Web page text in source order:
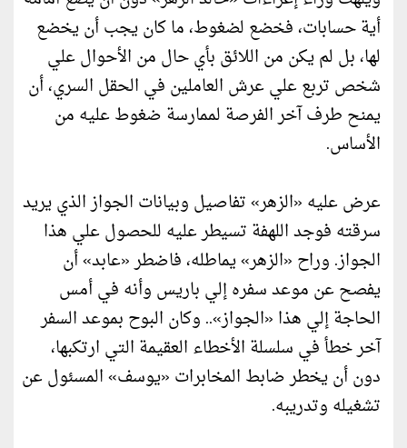
أية حسابات، فخضع لضغوط، ما كان يجب أن يخضع
لها، بل لم يكن من اللائق بأي حال من الأحوال علي
شخص تربع علي عرش العاملين في الحقل السري، أن
يمنح طرف آخر الفرصة لممارسة ضغوط عليه من
الأساس.
عرض عليه «الزهر» تفاصيل وبيانات الجواز الذي يريد
سرقته فوجد اللهفة تسيطر عليه للحصول علي هذا
الجواز. وراح «الزهر» يماطله، فاضطر «عابد» أن
يفصح عن موعد سفره إلي باريس وأنه في أمس
الحاجة إلي هذا «الجواز».. وكان البوح بموعد السفر
آخر خطأ في سلسلة الأخطاء العقيمة التي ارتكبها،
دون أن يخطر ضابط المخابرات «يوسف» المسئول عن
تشغيله وتدريبه.